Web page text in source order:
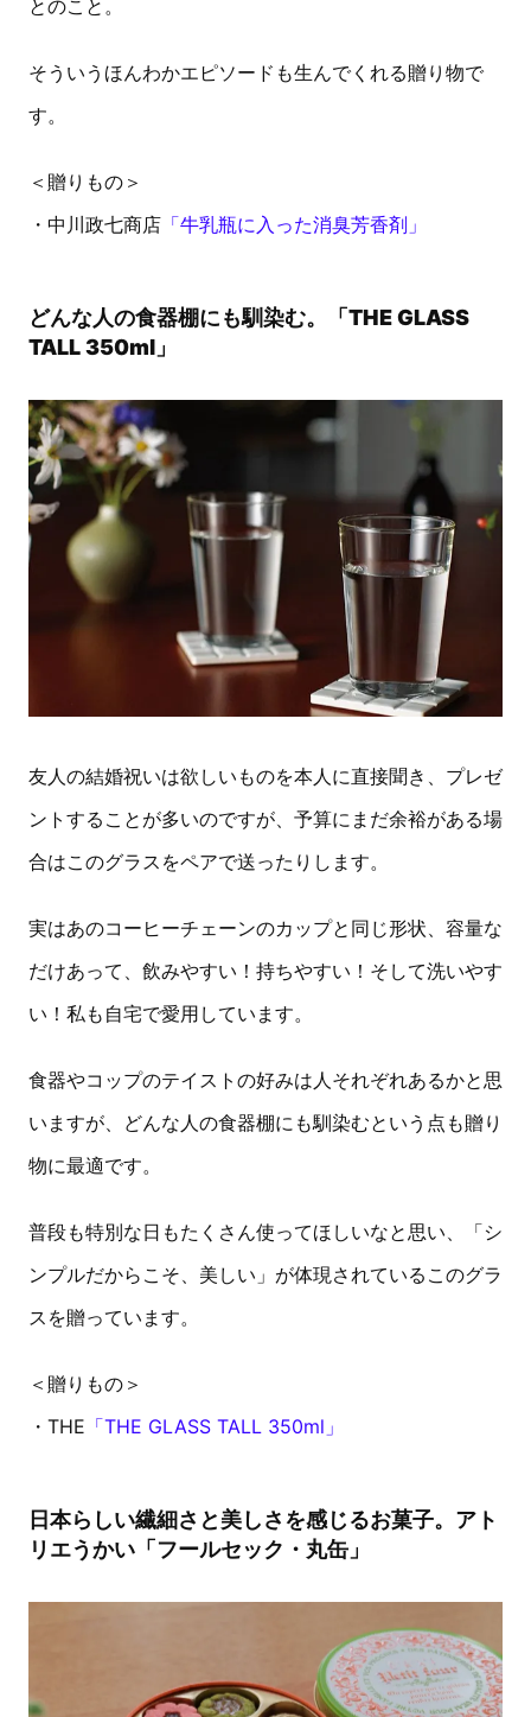
とのこと。
そういうほんわかエピソードも生んでくれる贈り物で
す。
＜贈りもの＞
・中川政七商店 「牛乳瓶に入った消臭芳香剤」
どんな人の食器棚にも馴染む。「THE GLASS
TALL 350ml」
友人の結婚祝いは欲しいものを本人に直接聞き、プレゼ
ントすることが多いのですが、予算にまだ余裕がある場
合はこのグラスをペアで送ったりします。
実はあのコーヒーチェーンのカップと同じ形状、容量な
だけあって、飲みやすい！持ちやすい！そして洗いやす
い！私も自宅で愛用しています。
食器やコップのテイストの好みは人それぞれあるかと思
いますが、どんな人の食器棚にも馴染むという点も贈り
物に最適です。
普段も特別な日もたくさん使ってほしいなと思い、「シ
ンプルだからこそ、美しい」が体現されているこのグラ
スを贈っています。
＜贈りもの＞
・THE 「THE GLASS TALL 350ml」
日本らしい繊細さと美しさを感じるお菓子。アト
リエうかい「フールセック・丸缶」